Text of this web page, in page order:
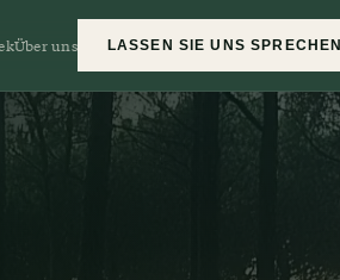
Über uns LASSEN SIE UNS SPRECHEN